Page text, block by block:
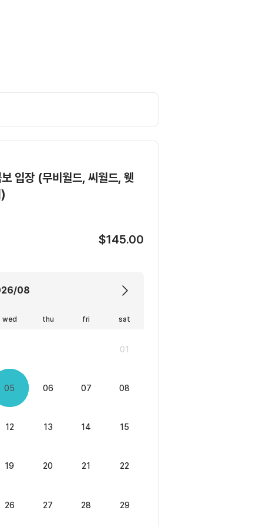
입장 (무비월드, 씨월드, 웻
$145.00
08
wed thu fri sat
01
05 06 07 08
12 13 14 15
19 20 21 22
26 27 28 29